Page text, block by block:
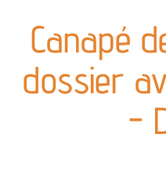
séjours
meubles de
chambres et dressing
Canapé
dossier
-